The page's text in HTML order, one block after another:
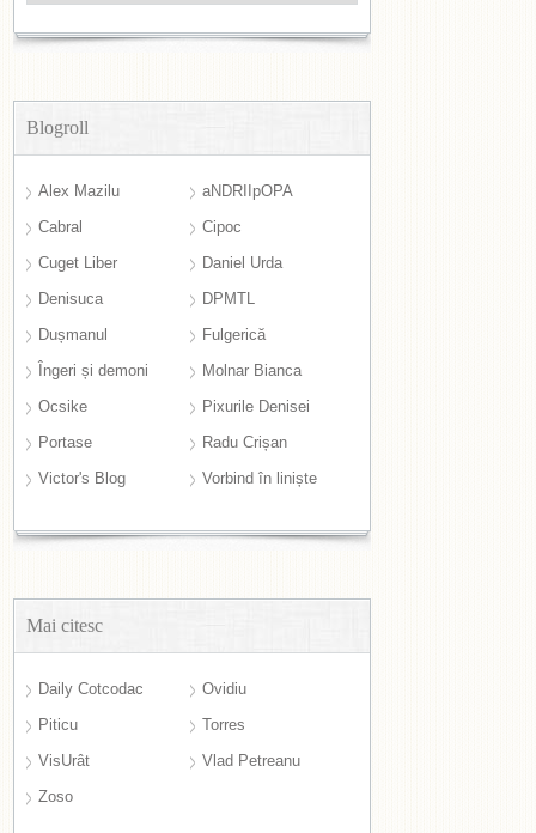
Blogroll
Alex Mazilu
aNDRIIpOPA
Cabral
Cipoc
Cuget Liber
Daniel Urda
Denisuca
DPMTL
Dușmanul
Fulgerică
Îngeri și demoni
Molnar Bianca
Ocsike
Pixurile Denisei
Portase
Radu Crișan
Victor's Blog
Vorbind în liniște
Mai citesc
Daily Cotcodac
Ovidiu
Piticu
Torres
VisUrât
Vlad Petreanu
Zoso